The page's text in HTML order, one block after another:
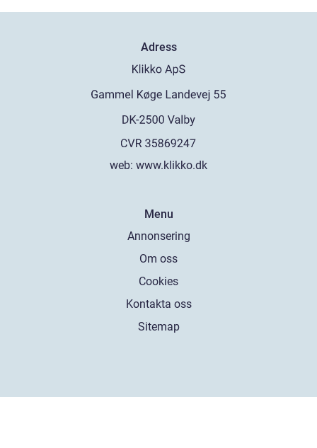
Adress
web: www.klikko.dk
Menu
Annonsering
Om oss
Cookies
Kontakta oss
Sitemap